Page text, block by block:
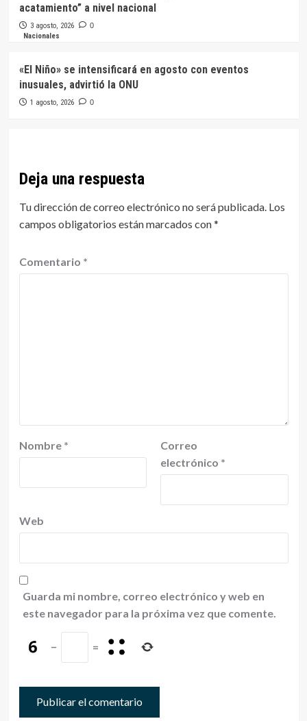
acatamiento” a nivel nacional
3 agosto, 2026 0
Nacionales
«El Niño» se intensificará en agosto con eventos
inusuales, advirtió la ONU
1 agosto, 2026 0
Deja una respuesta
Tu dirección de correo electrónico no será publicada. Los
campos obligatorios están marcados con*
Comentario *
Nombre *
Correo
electrónico *
Web
Guarda mi nombre, correo electrónico y web en
este navegador para la próxima vez que comente.
− =